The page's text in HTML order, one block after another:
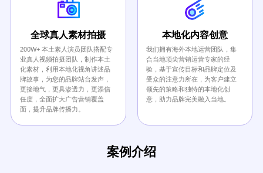
全球真人素材拍摄
200W+ 本土素人演员团队搭配专
业真人视频拍摄团队，制作本土
化素材，利用本地化视角讲述品
牌故事，为您的品牌站台发声，
更接地气，更具渗透力，更添信
任度，全面扩大广告营销覆盖
面，提升品牌传播力。
本地化内容创意
我们拥有海外本地运营团队，集
合当地顶尖营销运营专家的经
验，基于宣传目标和品牌定位及
受众的注意力所在，为客户建立
领先的策略和独特的本地化创
意，助力品牌完美融入当地。
案例介绍